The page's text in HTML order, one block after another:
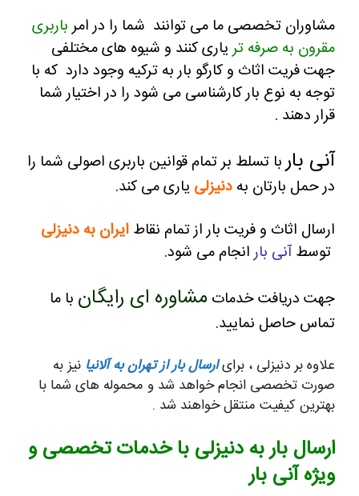
مشاوران تخصصی ما می توانند شما را در امر باربری
مقرون به صرفه تر یاری کنند و شیوه های مختلفی
جهت فریت اثاث و کارگو بار به ترکیه وجود دارد که با
توجه به نوع بار کارشناسی می شود را در اختیار شما
قرار دهند .
آنی باربا تسلط بر تمام قوانین باربری اصولی شما را
در حمل بارتان به دنیزلی یاری می کند.
ارسال اثاث و فریت بار از تمام نقاط ایران به دنیزلی
توسطآنی بارانجام می شود.
جهت دریافت خدمات مشاوره ای رایگان با ما
تماس حاصل نمایید.
علاوه بر دنیزلی ، برایارسال بار از تهران به آلانیا نیز به
صورت تخصصی انجام خواهد شد و محموله های شما با
بهترین کیفیت منتقل خواهند شد .
ارسال بار به دنیزلی با خدمات تخصصی و
ویژه آنی بار